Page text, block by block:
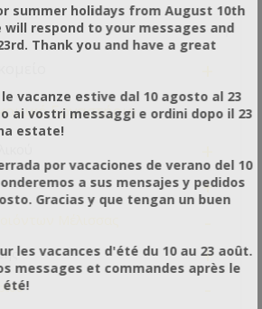
Εργαστήριο -
+
Μέλισσας
+
summer holidays from August 10th
will respond to your messages and
Thank you and have a great
vacanze estive dal 10 agosto al 23
ai vostri messaggi e ordini dopo il 23
estate!
por vacaciones de verano del 10
a sus mensajes y pedidos
Gracias y que tengan un buen
les vacances d'été du 10 au 23 août.
messages et commandes après le
été!